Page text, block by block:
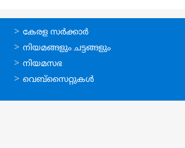
ഉപയോഗപ്രദമായ
കണ്ണികള്‍
കേരള സര്‍ക്കാര്‍
നിയമങ്ങളും ചട്ടങ്ങളും
നിയമസഭ
വെബ്സൈറ്റുകള്‍